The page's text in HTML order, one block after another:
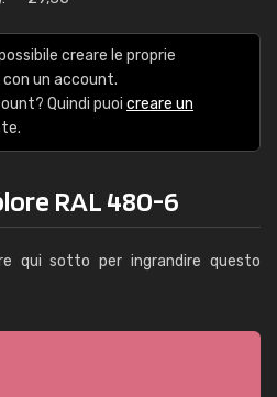
creare le proprie
con un account.
Quindi puoi creare un
RAL 480-6
qui sotto per ingrandire questo